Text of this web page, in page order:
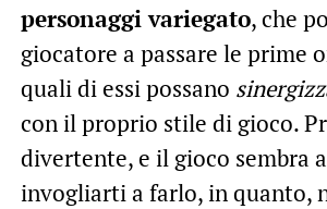
personaggi variegato, che
giocatore a passare le prime
quali di essi possano
con il proprio stile di gioco.
divertente, e il gioco sembra
invogliarti a farlo, in quanto,